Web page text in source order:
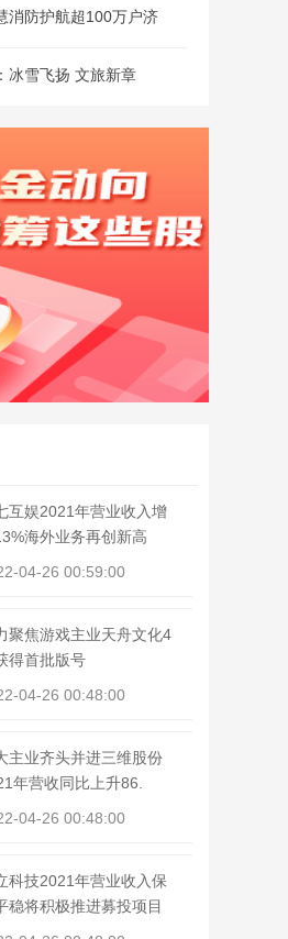
消防护航超100万户济
冰雪飞扬 文旅新章
互娱2021年营业收入增
海外业务再创新高
04-26 00:59:00
聚焦游戏主业天舟文化4
得首批版号
04-26 00:48:00
主业齐头并进三维股份
年营收同比上升86.
04-26 00:48:00
科技2021年营业收入保
稳将积极推进募投项目